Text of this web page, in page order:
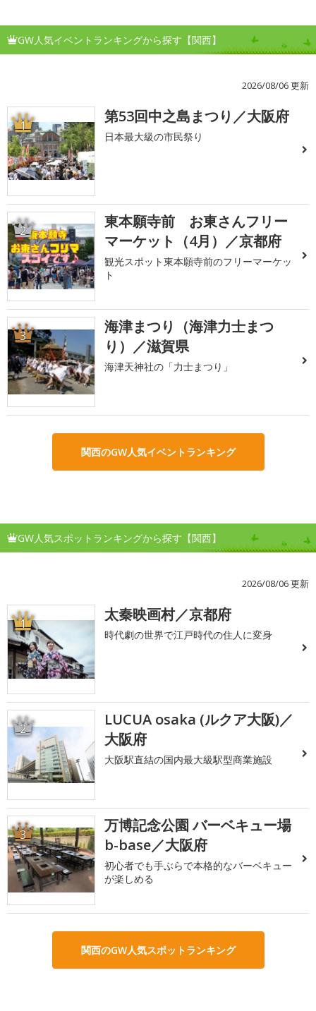
GW人気イベントランキングから探す【関西】
2026/08/06 更新
1 第53回中之島まつり／大阪府
日本最大級の市民祭り
2
東本願寺前 お東さんフリー
マーケット（4月）／京都府
観光スポット東本願寺前のフリーマーケッ
ト
3
海津まつり（海津力士まつ
り）／滋賀県
海津天神社の「力士まつり」
関西のGW人気イベントランキング
GW人気スポットランキングから探す【関西】
2026/08/06 更新
1 太秦映画村／京都府
時代劇の世界で江戸時代の住人に変身
2
LUCUA osaka (ルクア大阪)／
大阪府
大阪駅直結の国内最大級駅型商業施設
3
万博記念公園 バーベキュー場
b-base／大阪府
初心者でも手ぶらで本格的なバーベキュー
が楽しめる
関西のGW人気スポットランキング